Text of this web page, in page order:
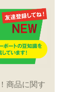
商品に関す